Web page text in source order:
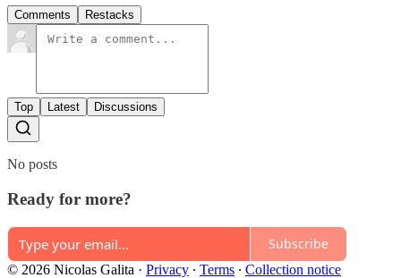
Comments Restacks
Top Latest Discussions
No posts
Ready for more?
Subscribe
© 2026 Nicolas Galita · Privacy ∙ Terms ∙ Collection notice